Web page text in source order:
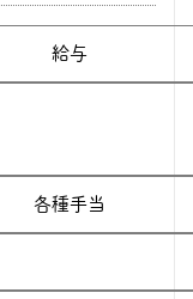
給与
各種手当